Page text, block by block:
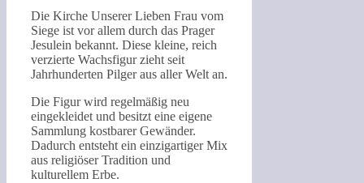
Die Kirche Unserer Lieben Frau vom
Siege ist vor allem durch das Prager
Jesulein bekannt. Diese kleine, reich
verzierte Wachsfigur zieht seit
Jahrhunderten Pilger aus aller Welt an.
Die Figur wird regelmäßig neu
eingekleidet und besitzt eine eigene
Sammlung kostbarer Gewänder.
Dadurch entsteht ein einzigartiger Mix
aus religiöser Tradition und
kulturellem Erbe.